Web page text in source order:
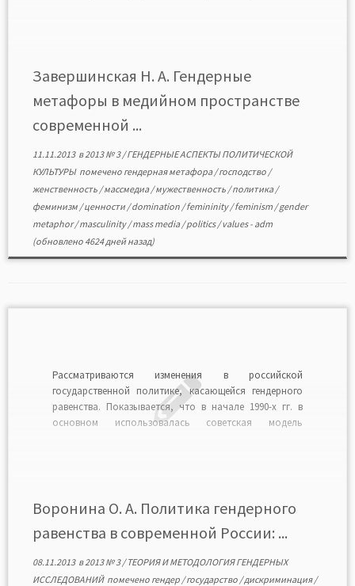
Петербургская государственная химико-
фармацевтическая академия. Zavershinskaya N. A.
Gender metaphors in the media space of […]
Завершинская Н. А. Гендерные
метафоры в медийном пространстве
современной ...
11.11.2013в2013 № 3/ГЕНДЕРНЫЕ АСПЕКТЫ ПОЛИТИЧЕСКОЙ
КУЛЬТУРЫ помечено гендерная метафора/господство /
женственность /массмедиа/мужественность /политика/
феминизм /ценности /domination /femininity/feminism /gender
metaphor/masculinity/mass media/politics/values- adm
(обновлено 4624 дней назад)
Рассматриваются изменения в российской
государственной политике, касающейся гендерного
равенства. Показывается, что в начале 1990-х гг. в
основном использовалась советская модель
наблюдается сворачивание проблематики
гендерного равенства и откат […]
Воронина О. А. Политика гендерного
равенства в современной России: ...
08.11.2013в2013 № 3/ТЕОРИЯ И МЕТОДОЛОГИЯ ГЕНДЕРНЫХ
ИССЛЕДОВАНИЙ помечено гендер /государство /дискриминация/